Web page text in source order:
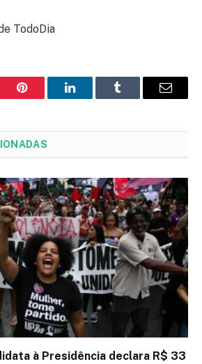
TodoDia
Pinterest LinkedInTumblr Email
à Presidência declara R$ 33